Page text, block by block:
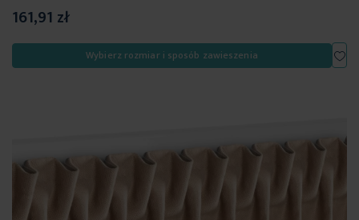
161,91 zł
Wybierz rozmiar i sposób zawieszenia